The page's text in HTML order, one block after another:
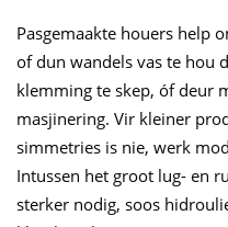
Pasgemaakte houers help
of dun wandels vas te hou
klemming te skep, óf deur
masjinering. Vir kleiner
simmetries is nie, werk
Intussen het groot lug- en
sterker nodig, soos